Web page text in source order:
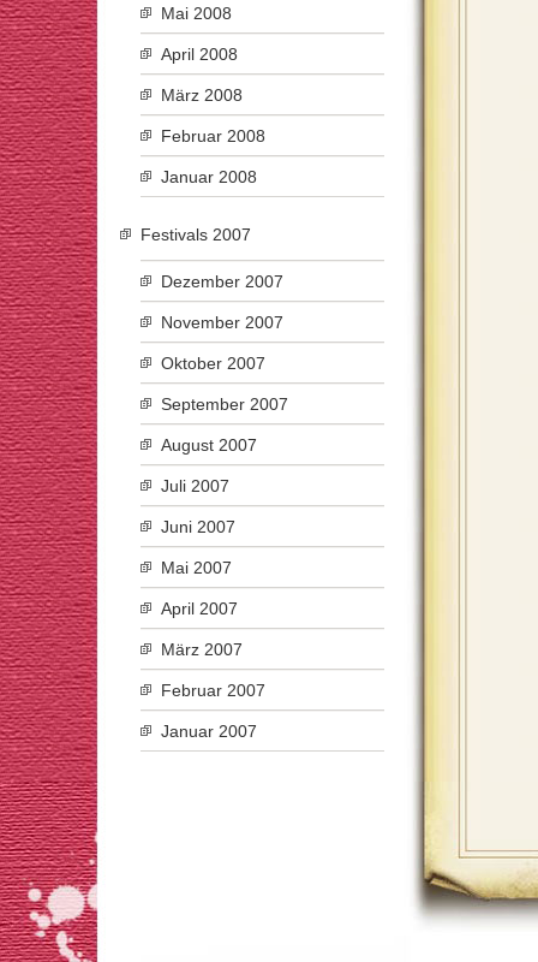
Mai 2008
April 2008
März 2008
Februar 2008
Januar 2008
Festivals 2007
Dezember 2007
November 2007
Oktober 2007
September 2007
August 2007
Juli 2007
Juni 2007
Mai 2007
April 2007
März 2007
Februar 2007
Januar 2007